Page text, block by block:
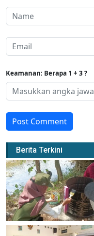
Keamanan: Berapa 1 + 3 ?
Post Comment
Berita Terkini